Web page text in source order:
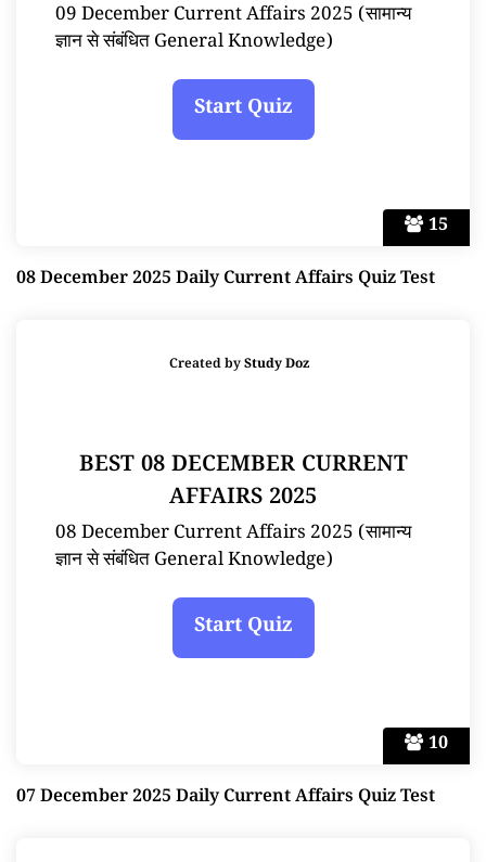
15
09 December Current Affairs 2025 (सामान्य
ज्ञान से संबंधित General Knowledge)
08 December 2025 Daily Current Affairs Quiz Test
10
Created byStudy Doz
BEST 08 DECEMBER CURRENT
AFFAIRS 2025
08 December Current Affairs 2025 (सामान्य
ज्ञान से संबंधित General Knowledge)
07 December 2025 Daily Current Affairs Quiz Test